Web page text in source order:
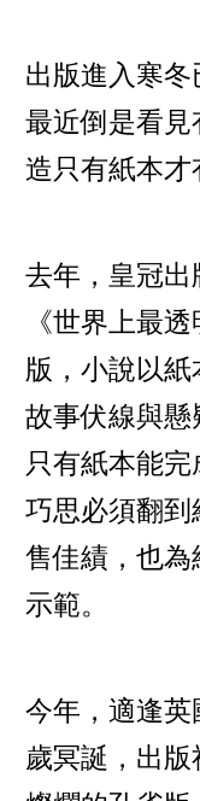
出版進入寒
最近倒是看
造只有紙本才
去年，皇冠
《世界上最
版，小說以
故事伏線與懸
只有紙本能
巧思必須翻
售佳績，也
示範。
今年，適逢英
歲冥誕，出